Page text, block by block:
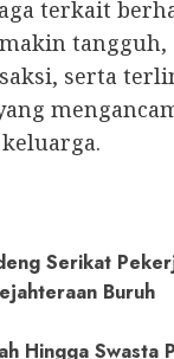
terkait
tangguh,
serta
Serikat
Buruh
Hingga Swasta